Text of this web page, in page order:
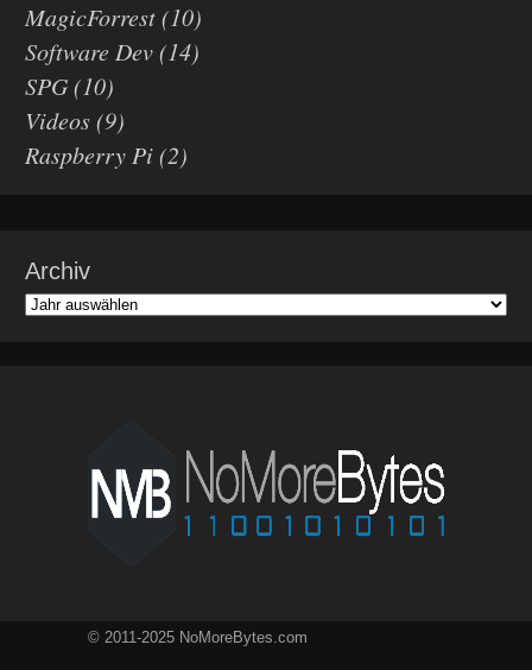
MagicForrest(10)
Software Dev(14)
SPG(10)
Videos(9)
Raspberry Pi(2)
Archiv
© 2011-2025 NoMoreBytes.com